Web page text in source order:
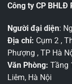
Công ty CP BHLĐ
Người đại diện:
Địa chỉ: Cụm 2 ,
Phượng , TP Hà
Văn Phòng: Tầng
Liêm, Hà Nội